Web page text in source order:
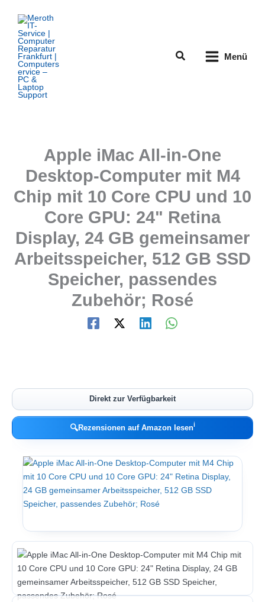
Inhalt
springen
Suchen Menü
Apple iMac All-in-One
Desktop-Computer mit M4
Chip mit 10 Core CPU und 10
Core GPU: 24" Retina
Display, 24 GB gemeinsamer
Arbeitsspeicher, 512 GB SSD
Speicher, passendes
Zubehör; Rosé
Direkt zur Verfügbarkeit
🔍Rezensionen auf Amazon lesenℹ︎